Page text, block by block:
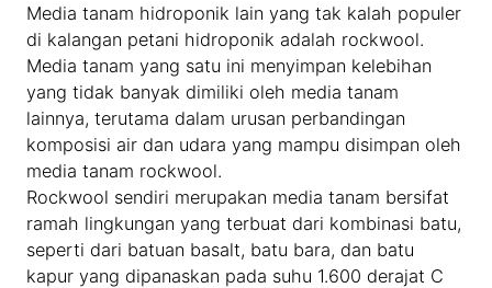
Media tanam hidroponik lain yang tak kalah populer
di kalangan petani hidroponik adalah rockwool.
Media tanam yang satu ini menyimpan kelebihan
yang tidak banyak dimiliki oleh media tanam
lainnya, terutama dalam urusan perbandingan
komposisi air dan udara yang mampu disimpan oleh
media tanam rockwool.
Rockwool sendiri merupakan media tanam bersifat
ramah lingkungan yang terbuat dari kombinasi batu,
seperti dari batuan basalt, batu bara, dan batu
kapur yang dipanaskan pada suhu 1.600 derajat C